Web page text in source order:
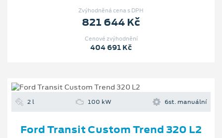
Zvýhodněná cena s DPH
821 644 Kč
Cenové zvýhodnění
404 691 Kč
2 l 100 kW 6st. manuální
Ford Transit Custom Trend 320 L2